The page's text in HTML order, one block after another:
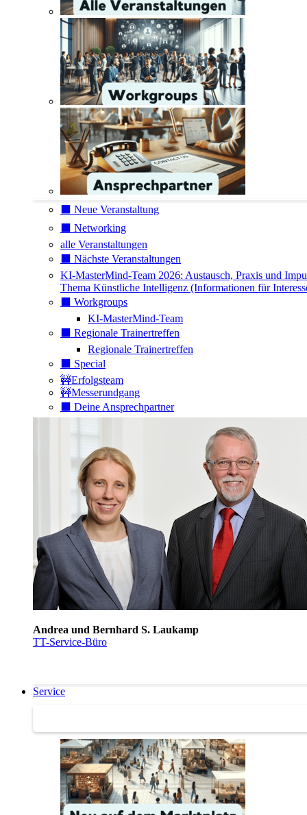
⬛️ Neue Veranstaltung
⬛️ Networking
alle Veranstaltungen
⬛️ Nächste Veranstaltungen
KI-MasterMind-Team 2026: Austausch, Praxis und
Thema Künstliche Intelligenz (Informationen für
⬛️ Workgroups
KI-MasterMind-Team
⬛️ Regionale Trainertreffen
Regionale Trainertreffen
⬛️ Special
🚧Erfolgsteam
🚧Messerundgang
⬛️ Deine Ansprechpartner
Andrea und Bernhard S. Laukamp
TT-Service-Büro
Service